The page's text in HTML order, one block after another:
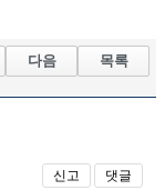
국내축구
다음 목록
신고 댓글